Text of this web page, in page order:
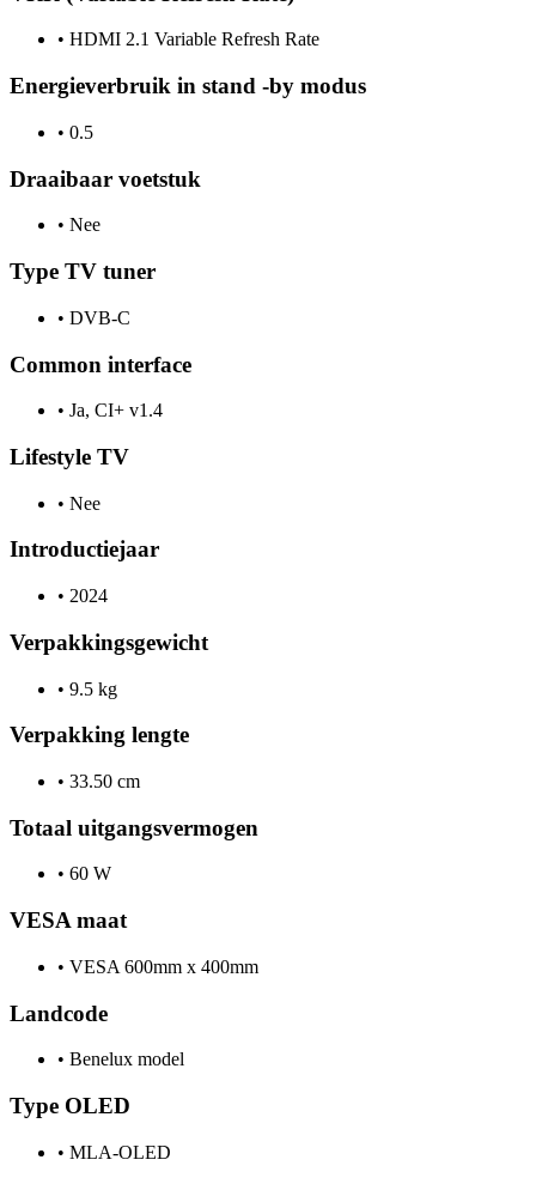
• HDMI 2.1 Variable Refresh Rate
Energieverbruik in stand -by modus
• 0.5
Draaibaar voetstuk
• Nee
Type TV tuner
• DVB-C
Common interface
• Ja, CI+ v1.4
Lifestyle TV
• Nee
Introductiejaar
• 2024
Verpakkingsgewicht
• 9.5 kg
Verpakking lengte
• 33.50 cm
Totaal uitgangsvermogen
• 60 W
VESA maat
• VESA 600mm x 400mm
Landcode
• Benelux model
Type OLED
• MLA-OLED